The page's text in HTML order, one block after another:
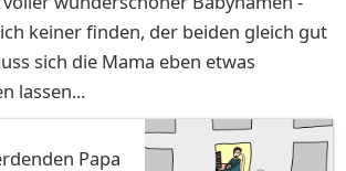
keiner finden, der beiden gleich gut
sich die Mama eben etwas
lassen...
Papa